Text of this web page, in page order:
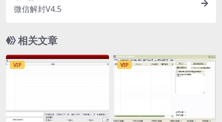
微信解封V4.5
相关文章
VIP VIP